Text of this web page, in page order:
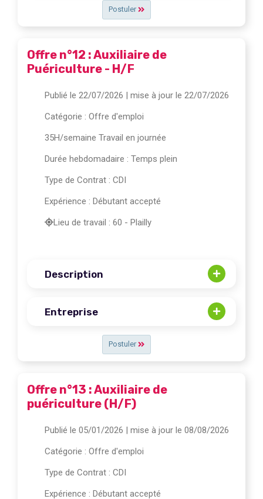
Postuler
Offre n°12 : Auxiliaire de
Puériculture - H/F
Postuler
Publié le 22/07/2026 | mise à jour le 22/07/2026
Catégorie : Offre d'emploi
35H/semaine Travail en journée
Durée hebdomadaire : Temps plein
Type de Contrat : CDI
Expérience : Débutant accepté
Lieu de travail : 60 - Plailly
Description
Entreprise
Offre n°13 : Auxiliaire de
puériculture (H/F)
Publié le 05/01/2026 | mise à jour le 08/08/2026
Catégorie : Offre d'emploi
Type de Contrat : CDI
Expérience : Débutant accepté